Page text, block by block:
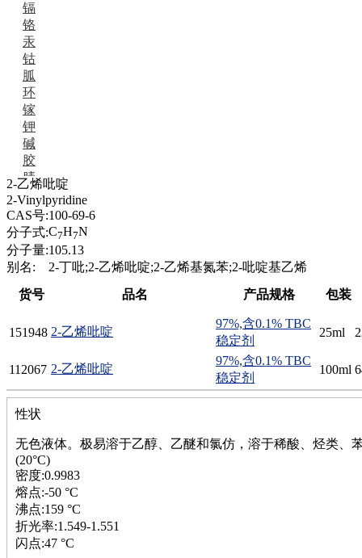
镉
铬
汞
钴
胍
环
镓
钾
碱
胶
腈
精
肼
醌
蜡
锂
磷
硫
氯
锰
硅烷
林
醚
脒
钠
钼
萘
铌
2-乙烯吡啶
2-Vinylpyridine
CAS号:100-69-6
分子式:C7H7N
分子量:105.13
别名:
2-丁吡;2-乙烯吡啶;2-乙烯基氮苯;2-吡啶基乙烯
货号
品名 产品规格 包装
151948 2-乙烯吡啶
97%,含0.1% TBC
稳定剂
25ml
112067 2-乙烯吡啶
97%,含0.1% TBC
稳定剂
100ml
性状
无色液体。极易溶于乙醇、乙醚和氯仿，溶于稀酸、烃类、
(20°C)
密度:0.9983
熔点:-50 °C
沸点:159 °C
折光率:1.549-1.551
闪点:47 °C